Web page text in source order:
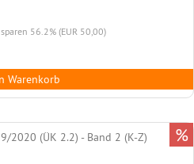
sparen 56.2% (EUR 50,00)
Warenkorb
%